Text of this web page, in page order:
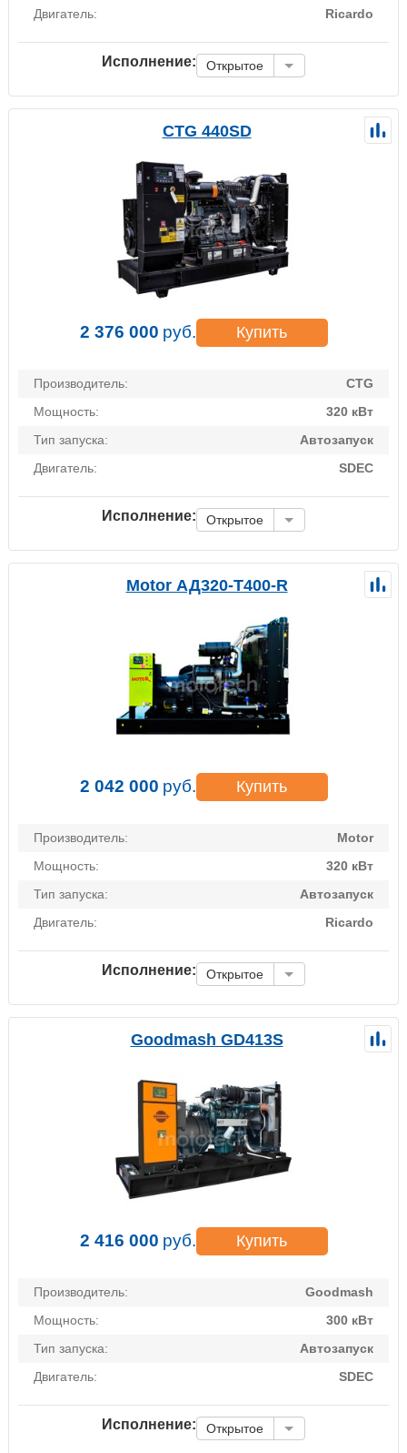
Двигатель:
Ricardo
Исполнение: Открытое
CTG 440SD
2 376 000 руб. Купить
Производитель:
CTG
Мощность:
320 кВт
Тип запуска:
Автозапуск
Двигатель:
SDEC
Исполнение: Открытое
Motor АД320-Т400-R
2 042 000 руб. Купить
Производитель:
Motor
Мощность:
320 кВт
Тип запуска:
Автозапуск
Двигатель:
Ricardo
Исполнение: Открытое
Goodmash GD413S
2 416 000 руб. Купить
Производитель:
Goodmash
Мощность:
300 кВт
Тип запуска:
Автозапуск
Двигатель:
SDEC
Исполнение: Открытое